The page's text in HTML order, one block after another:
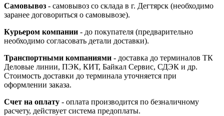
Самовывоз - самовывоз со склада в г. Дегтярск (необходимо
заранее договориться о самовывозе).
Курьером компании - до покупателя (предварительно
необходимо согласовать детали доставки).
Транспортными компаниями - доставка до терминалов ТК
Деловые линии, ПЭК, КИТ, Байкал Сервис, СДЭК и др.
Стоимость доставки до терминала уточняется при
оформлении заказа.
Счет на оплату - оплата производится по безналичному
расчету, действует система предоплаты.